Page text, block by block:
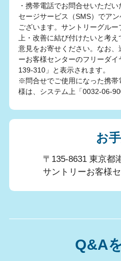
・携帯電話でお問合せいただ
セージサービス（SMS）でア
ございます。サントリーグル
上・改善に結び付けたいと考
意見をお寄せください。なお、
ーお客様センターのフリーダ
139-310」と表示されます。
※問合せでご使用になった携帯
様は、システム上「0032-06-
お
〒135-8631 東京都
サントリーお客様
Q&A